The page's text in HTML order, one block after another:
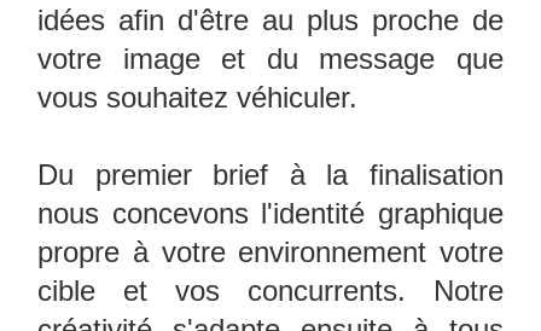
idées afin d'être au plus proche de
votre image et du message que
vous souhaitez véhiculer.
Du premier brief à la finalisation
nous concevons l'identité graphique
propre à votre environnement votre
cible et vos concurrents. Notre